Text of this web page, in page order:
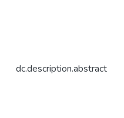
dc.description.abstract